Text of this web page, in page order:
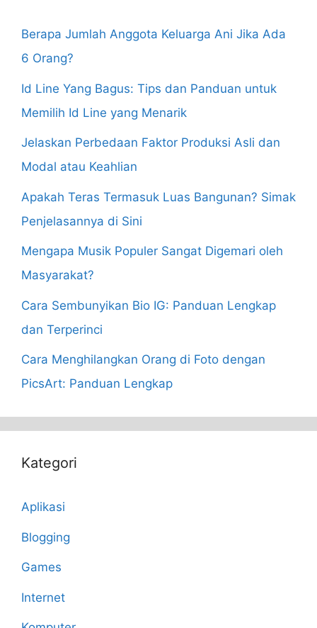
Berapa Jumlah Anggota Keluarga Ani Jika Ada
6 Orang?
Id Line Yang Bagus: Tips dan Panduan untuk
Memilih Id Line yang Menarik
Jelaskan Perbedaan Faktor Produksi Asli dan
Modal atau Keahlian
Apakah Teras Termasuk Luas Bangunan? Simak
Penjelasannya di Sini
Mengapa Musik Populer Sangat Digemari oleh
Masyarakat?
Cara Sembunyikan Bio IG: Panduan Lengkap
dan Terperinci
Cara Menghilangkan Orang di Foto dengan
PicsArt: Panduan Lengkap
Kategori
Aplikasi
Blogging
Games
Internet